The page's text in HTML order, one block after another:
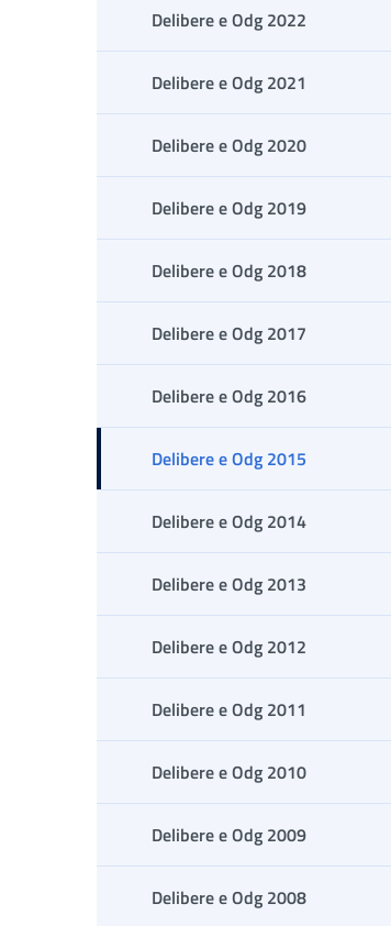
Delibere e Odg 2022
Delibere e Odg 2021
Delibere e Odg 2020
Delibere e Odg 2019
Delibere e Odg 2018
Delibere e Odg 2017
Delibere e Odg 2016
Delibere e Odg 2015
Delibere e Odg 2014
Delibere e Odg 2013
Delibere e Odg 2012
Delibere e Odg 2011
Delibere e Odg 2010
Delibere e Odg 2009
Delibere e Odg 2008